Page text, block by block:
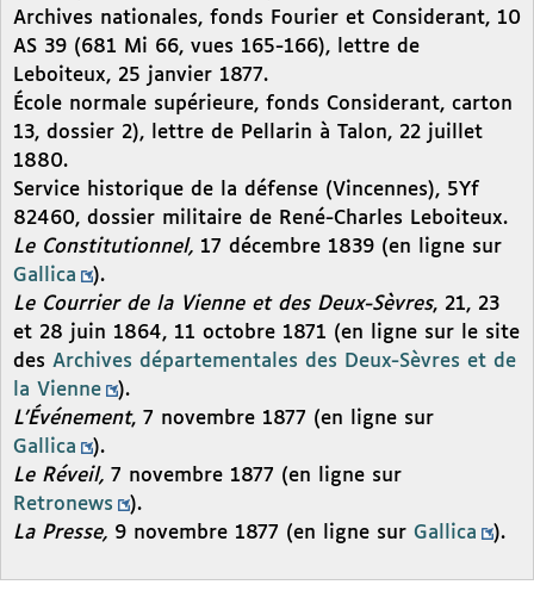
Archives nationales, fonds Fourier et Considerant, 10
AS 39 (681 Mi 66, vues 165-166), lettre de
Leboiteux, 25 janvier 1877.
École normale supérieure, fonds Considerant, carton
13, dossier 2), lettre de Pellarin à Talon, 22 juillet
1880.
Service historique de la défense (Vincennes), 5Yf
82460, dossier militaire de René-Charles Leboiteux.
Le Constitutionnel, 17 décembre 1839 (en ligne sur
Gallica
).
Le Courrier de la Vienne et des Deux-Sèvres, 21, 23
et 28 juin 1864, 11 octobre 1871 (en ligne sur le site
des Archives départementales des Deux-Sèvres et de
la Vienne
).
L’Événement, 7 novembre 1877 (en ligne sur
Gallica
).
Le Réveil, 7 novembre 1877 (en ligne sur
Retronews
).
La Presse, 9 novembre 1877 (en ligne sur Gallica ).